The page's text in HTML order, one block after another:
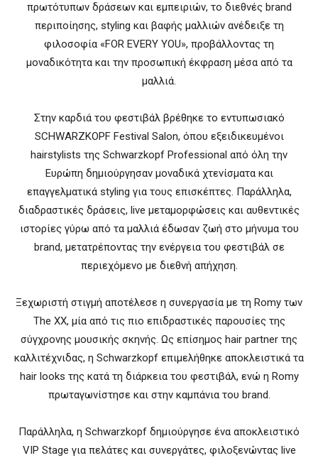
πρωτότυπων δράσεων και εμπειριών, το διεθνές brand
περιποίησης, styling και βαφής μαλλιών ανέδειξε τη
φιλοσοφία «FOR EVERY YOU», προβάλλοντας τη
μοναδικότητα και την προσωπική έκφραση μέσα από τα
μαλλιά.
Στην καρδιά του φεστιβάλ βρέθηκε το εντυπωσιακό
SCHWARZKOPF Festival Salon, όπου εξειδικευμένοι
hairstylists της Schwarzkopf Professional από όλη την
Ευρώπη δημιούργησαν μοναδικά χτενίσματα και
επαγγελματικά styling για τους επισκέπτες. Παράλληλα,
διαδραστικές δράσεις, live μεταμορφώσεις και αυθεντικές
ιστορίες γύρω από τα μαλλιά έδωσαν ζωή στο μήνυμα του
brand, μετατρέποντας την ενέργεια του φεστιβάλ σε
περιεχόμενο με διεθνή απήχηση.
Ξεχωριστή στιγμή αποτέλεσε η συνεργασία με τη Romy των
The XX, μία από τις πιο επιδραστικές παρουσίες της
σύγχρονης μουσικής σκηνής. Ως επίσημος hair partner της
καλλιτέχνιδας, η Schwarzkopf επιμελήθηκε αποκλειστικά τα
hair looks της κατά τη διάρκεια του φεστιβάλ, ενώ η Romy
πρωταγωνίστησε και στην καμπάνια του brand.
Παράλληλα, η Schwarzkopf δημιούργησε ένα αποκλειστικό
VIP Stage για πελάτες και συνεργάτες, φιλοξενώντας live